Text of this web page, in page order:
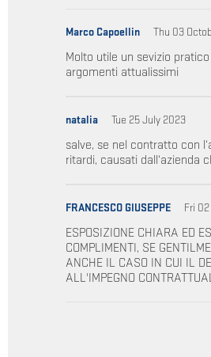
Marco Capoellin Thu 03
Molto utile un sevizio
argomenti attualissimi
natalia Tue 25 July 2023
salve, se nel contratto con
ritardi, causati dall‘azienda
FRANCESCO GIUSEPPE Fri
ESPOSIZIONE CHIARA ED
COMPLIMENTI, SE
ANCHE IL CASO IN CUI IL
ALL'IMPEGNO